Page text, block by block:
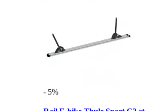
- 5%